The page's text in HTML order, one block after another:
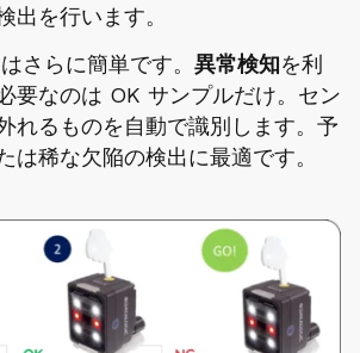
出を行います。
さらに簡単です。 異常検知を利
要なのは OK サンプルだけ。セン
れるものを自動で識別します。予
は稀な欠陥の検出に最適です。